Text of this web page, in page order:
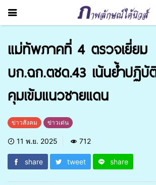
แม่ทัพภาคที่ 4 ตรวจเยี่ยม
บก.ฉก.ตชด.43 เน้นย้ำปฏิบั
คุมเข้มแนวชายแดน
ข่าวสังคม ข่าวเด่น
11 พ.ย. 2025 712
share tweet share